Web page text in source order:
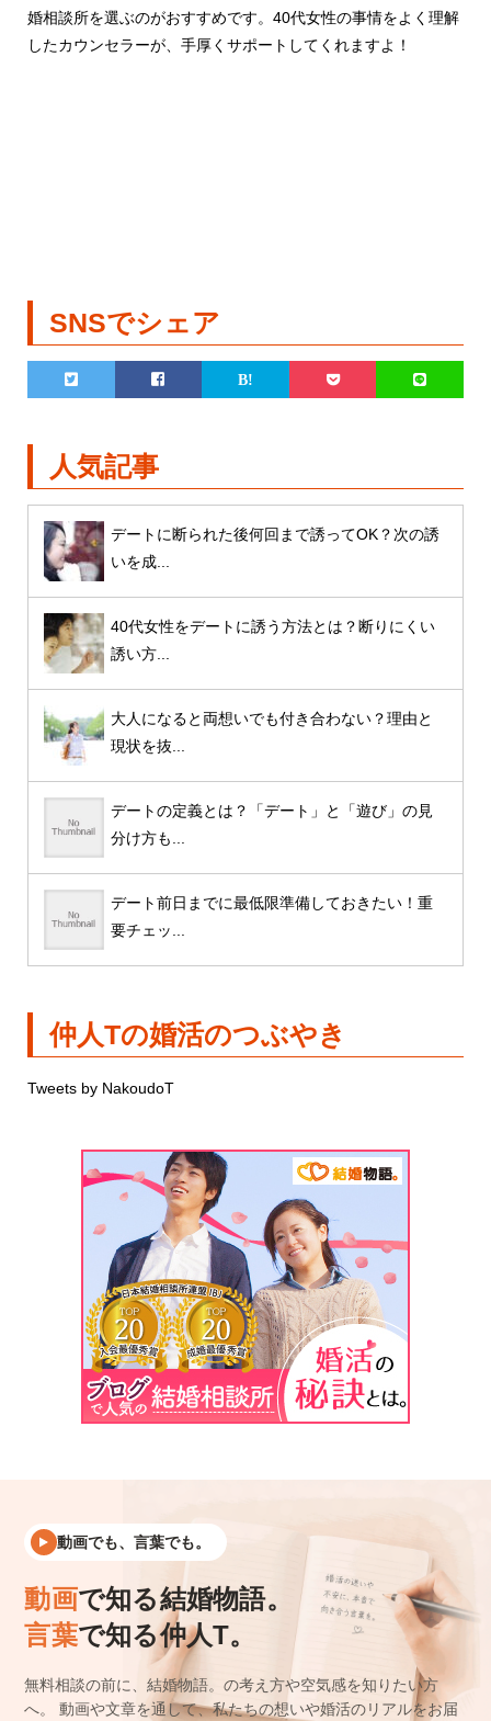
婚相談所を選ぶのがおすすめです。40代女性の事情をよく理解
したカウンセラーが、手厚くサポートしてくれますよ！
SNSでシェア
人気記事
デートに断られた後何回まで誘ってOK？次の誘
いを成...
40代女性をデートに誘う方法とは？断りにくい
誘い方...
大人になると両想いでも付き合わない？理由と
現状を抜...
デートの定義とは？「デート」と「遊び」の見
分け方も...
デート前日までに最低限準備しておきたい！重
要チェッ...
仲人Tの婚活のつぶやき
Tweets by NakoudoT
動画でも、言葉でも。
動画で知る結婚物語。
言葉で知る仲人T。
無料相談の前に、結婚物語。の考え方や空気感を知りたい方
へ。
動画や文章を通して、私たちの想いや婚活のリアルをお届